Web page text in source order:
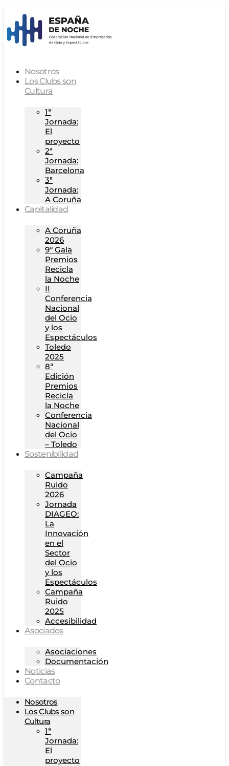
Nosotros
Los Clubs son
Cultura
1ª
Jornada:
El
proyecto
2ª
Jornada:
Barcelona
3ª
Jornada:
A Coruña
Capitalidad
A Coruña
2026
9º Gala
Premios
Recicla
la Noche
II
Conferencia
Nacional
del Ocio
y los
Espectáculos
Toledo
2025
8ª
Edición
Premios
Recicla
la Noche
Conferencia
Nacional
del Ocio
– Toledo
Sostenibilidad
Campaña
Ruido
2026
Jornada
DIAGEO:
La
Innovación
en el
Sector
del Ocio
y los
Espectáculos
Campaña
Ruido
2025
Accesibilidad
Asociados
Asociaciones
Documentación
Noticias
Contacto
Nosotros
Los Clubs son
Cultura
1ª
Jornada:
El
proyecto